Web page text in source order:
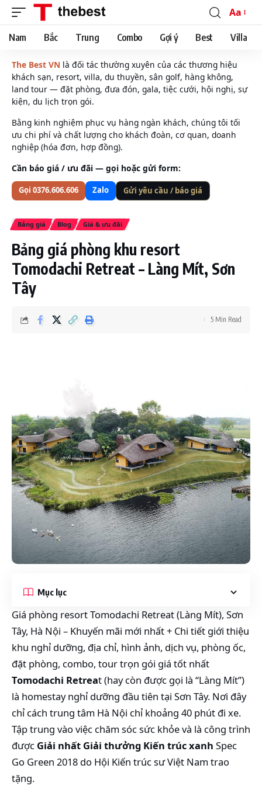
Font
Resizer
Aa
Nam Bắc Trung Combo Gợi ý Best Villa
The Best VN là đối tác thường xuyên của các thương hiệu
khách sạn, resort, villa, du thuyền, sân golf, hàng không,
land tour — đặt phòng, đưa đón, gala, tiệc cưới, hội nghị, sự
kiện, du lịch trọn gói.
Bằng kinh nghiệm phục vụ hàng ngàn khách, chúng tôi tối
ưu chi phí và chất lượng cho khách đoàn, cơ quan, doanh
nghiệp (hóa đơn, hợp đồng).
Cần báo giá / ưu đãi — gọi hoặc gửi form:
Gọi 0376.606.606 Zalo Gửi yêu cầu / báo giá
Bảng giá Blog Giá & ưu đãi
Bảng giá phòng khu resort
Tomodachi Retreat – Làng Mít, Sơn
Tây
5 Min Read
Mục lục
Giá phòng resort Tomodachi Retreat (Làng Mít), Sơn
Tây, Hà Nội – Khuyến mãi mới nhất + Chi tiết giới thiệu
khu nghỉ dưỡng, địa chỉ, hình ảnh, dịch vụ, phòng ốc,
đặt phòng, combo, tour trọn gói giá tốt nhất
Tomodachi Retreat (hay còn được gọi là “Làng Mít”)
là homestay nghỉ dưỡng đầu tiên tại Sơn Tây. Nơi đây
chỉ cách trung tâm Hà Nội chỉ khoảng 40 phút đi xe.
Tập trung vào việc chăm sóc sức khỏe và là công trình
được Giải nhất Giải thưởng Kiến trúc xanh Spec
Go Green 2018 do Hội Kiến trúc sư Việt Nam trao
tặng.